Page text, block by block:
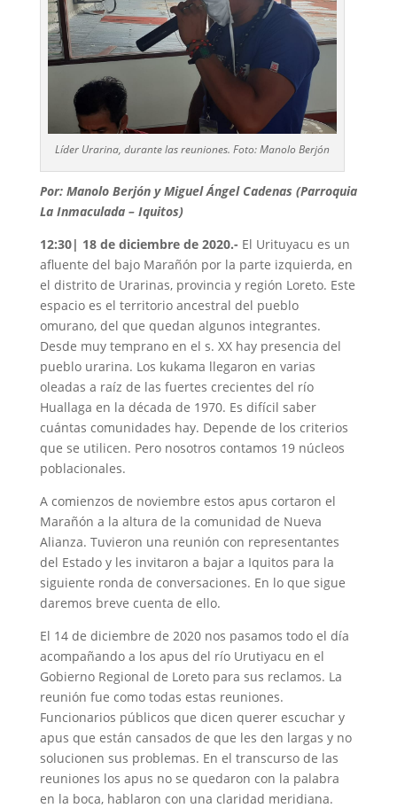
Líder Urarina, durante las reuniones. Foto: Manolo Berjón
Por: Manolo Berjón y Miguel Ángel Cadenas (Parroquia
La Inmaculada – Iquitos)
12:30| 18 de diciembre de 2020.- El Urituyacu es un
afluente del bajo Marañón por la parte izquierda, en
el distrito de Urarinas, provincia y región Loreto. Este
espacio es el territorio ancestral del pueblo
omurano, del que quedan algunos integrantes.
Desde muy temprano en el s. XX hay presencia del
pueblo urarina. Los kukama llegaron en varias
oleadas a raíz de las fuertes crecientes del río
Huallaga en la década de 1970. Es difícil saber
cuántas comunidades hay. Depende de los criterios
que se utilicen. Pero nosotros contamos 19 núcleos
poblacionales.
A comienzos de noviembre estos apus cortaron el
Marañón a la altura de la comunidad de Nueva
Alianza. Tuvieron una reunión con representantes
del Estado y les invitaron a bajar a Iquitos para la
siguiente ronda de conversaciones. En lo que sigue
daremos breve cuenta de ello.
El 14 de diciembre de 2020 nos pasamos todo el día
acompañando a los apus del río Urutiyacu en el
Gobierno Regional de Loreto para sus reclamos. La
reunión fue como todas estas reuniones.
Funcionarios públicos que dicen querer escuchar y
apus que están cansados de que les den largas y no
solucionen sus problemas. En el transcurso de las
reuniones los apus no se quedaron con la palabra
en la boca, hablaron con una claridad meridiana.